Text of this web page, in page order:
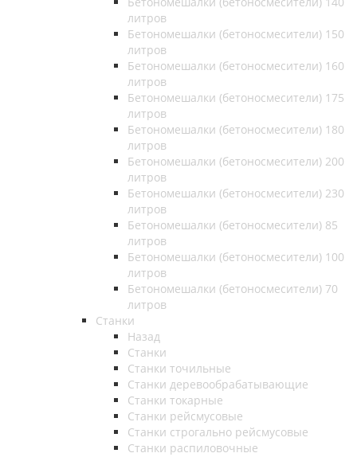
литров
Бетономешалки (бетоносмесители) 150
литров
Бетономешалки (бетоносмесители) 160
литров
Бетономешалки (бетоносмесители) 175
литров
Бетономешалки (бетоносмесители) 180
литров
Бетономешалки (бетоносмесители) 200
литров
Бетономешалки (бетоносмесители) 230
литров
Бетономешалки (бетоносмесители) 85
литров
Бетономешалки (бетоносмесители) 100
литров
Бетономешалки (бетоносмесители) 70
литров
Станки
Назад
Станки
Станки точильные
Станки деревообрабатывающие
Станки токарные
Станки рейсмусовые
Станки строгально рейсмусовые
Станки распиловочные